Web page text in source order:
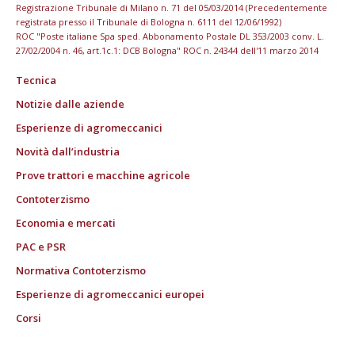
Registrazione Tribunale di Milano n. 71 del 05/03/2014 (Precedentemente
registrata presso il Tribunale di Bologna n. 6111 del 12/06/1992)
ROC "Poste italiane Spa sped. Abbonamento Postale DL 353/2003 conv. L.
27/02/2004 n. 46, art.1c.1: DCB Bologna" ROC n. 24344 dell'11 marzo 2014
Tecnica
Notizie dalle aziende
Esperienze di agromeccanici
Novità dall’industria
Prove trattori e macchine agricole
Contoterzismo
Economia e mercati
PAC e PSR
Normativa Contoterzismo
Esperienze di agromeccanici europei
Corsi